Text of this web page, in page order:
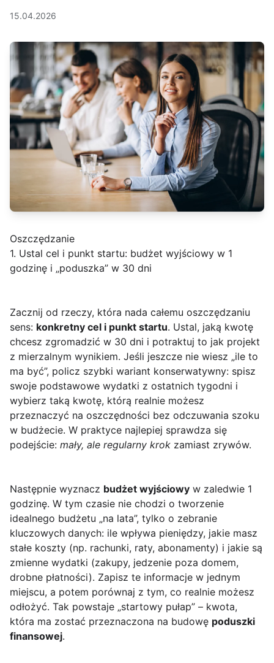
15.04.2026
Oszczędzanie
1. Ustal cel i punkt startu: budżet wyjściowy w 1
godzinę i „poduszka” w 30 dni
Zacznij od rzeczy, która nada całemu oszczędzaniu
sens: konkretny cel i punkt startu. Ustal, jaką kwotę
chcesz zgromadzić w 30 dni i potraktuj to jak projekt
z mierzalnym wynikiem. Jeśli jeszcze nie wiesz „ile to
ma być”, policz szybki wariant konserwatywny: spisz
swoje podstawowe wydatki z ostatnich tygodni i
wybierz taką kwotę, którą realnie możesz
przeznaczyć na oszczędności bez odczuwania szoku
w budżecie. W praktyce najlepiej sprawdza się
podejście: mały, ale regularny krok zamiast zrywów.
Następnie wyznacz budżet wyjściowy w zaledwie 1
godzinę. W tym czasie nie chodzi o tworzenie
idealnego budżetu „na lata”, tylko o zebranie
kluczowych danych: ile wpływa pieniędzy, jakie masz
stałe koszty (np. rachunki, raty, abonamenty) i jakie są
zmienne wydatki (zakupy, jedzenie poza domem,
drobne płatności). Zapisz te informacje w jednym
miejscu, a potem porównaj z tym, co realnie możesz
odłożyć. Tak powstaje „startowy pułap” – kwota,
która ma zostać przeznaczona na budowę poduszki
finansowej.